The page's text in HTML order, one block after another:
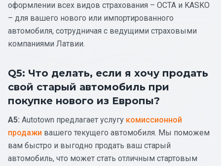
оформлении всех видов страхования – OCTA и KASKO
– для вашего нового или импортированного
автомобиля, сотрудничая с ведущими страховыми
компаниями Латвии.
Q5: Что делать, если я хочу продать
свой старый автомобиль при
покупке нового из Европы?
A5: Autotown предлагает услугу комиссионной
продажи вашего текущего автомобиля. Мы поможем
вам быстро и выгодно продать ваш старый
автомобиль, что может стать отличным стартовым